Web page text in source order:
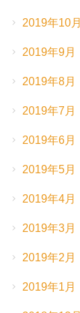
2019年10月
2019年9月
2019年8月
2019年7月
2019年6月
2019年5月
2019年4月
2019年3月
2019年2月
2019年1月